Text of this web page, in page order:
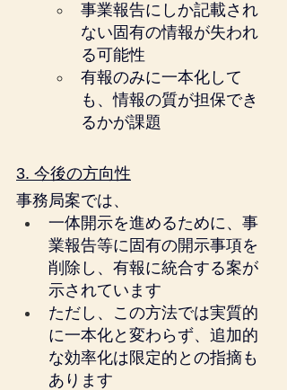
事業報告にしか記載され
ない固有の情報が失われ
る可能性
有報のみに一本化して
も、情報の質が担保でき
るかが課題
3. 今後の方向性
事務局案では、
一体開示を進めるために、事
業報告等に固有の開示事項を
削除し、有報に統合する案が
示されています
ただし、この方法では実質的
に一本化と変わらず、追加的
な効率化は限定的との指摘も
あります